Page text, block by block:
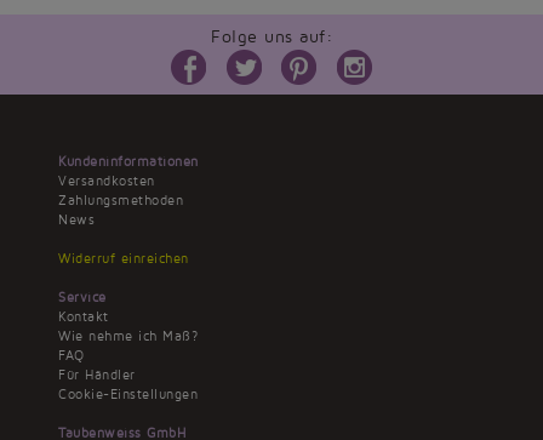
Folge uns auf:
Kundeninformationen
Versandkosten
Zahlungsmethoden
News
Widerruf einreichen
Service
Kontakt
Wie nehme ich Maß?
FAQ
Für Händler
Cookie-Einstellungen
Taubenweiss GmbH